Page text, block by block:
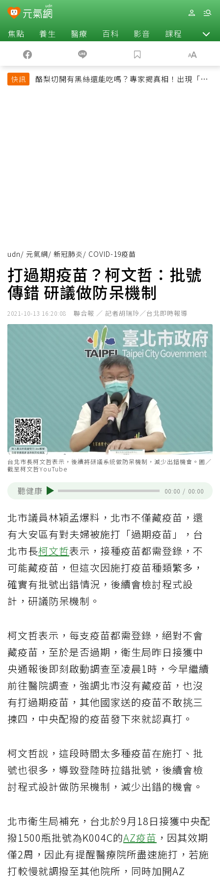
焦點 養生 醫療 百科 影音 課程 退休
快訊
酪梨切開有黑絲還能吃嗎？專家揭真相！出現「3情
udn/ 元氣網/ 新冠肺炎 / COVID-19疫苗
打過期疫苗？柯文哲：批號
傳錯 研議做防呆機制
2021-10-13 16:20:08 聯合報 ／ 記者胡瑞玲／台北即時報導
台北市長柯文哲表示，後續將研議系統做防呆機制，減少出錯機會。圖／
截至柯文哲YouTube
聽健康 00:00 / 00:00
北市議員林穎孟爆料，北市不僅藏疫苗，還
有大安區有對夫婦被施打「過期疫苗」，台
北市長柯文哲表示，接種疫苗都需登錄，不
可能藏疫苗，但這次因施打疫苗種類繁多，
確實有批號出錯情況，後續會檢討程式設
計，研議防呆機制。
柯文哲表示，每支疫苗都需登錄，絕對不會
藏疫苗，至於是否過期，衛生局昨日接獲中
央通報後即刻啟動調查至凌晨1時，今早繼續
前往醫院調查，強調北市沒有藏疫苗，也沒
有打過期疫苗，其他國家送的疫苗不敢挑三
揀四，中央配撥的疫苗發下來就認真打。
柯文哲說，這段時間太多種疫苗在施打、批
號也很多，導致登陸時拉錯批號，後續會檢
討程式設計做防呆機制，減少出錯的機會。
北市衛生局補充，台北於9月18日接獲中央配
撥1500瓶批號為K004C的AZ疫苗 ，因其效期
僅2周，因此有提醒醫療院所盡速施打，若施
打較慢就調撥至其他院所，同時加開AZ